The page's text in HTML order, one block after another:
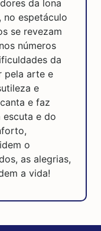
da lona
no espetáculo
se revezam
números
da
pela arte e
e
e faz
e do
o
as alegrias,
a vida!